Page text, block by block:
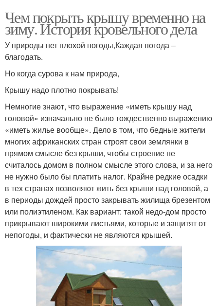
Чем покрыть крышу временно на
зиму. История кровельного дела
У природы нет плохой погоды,Каждая погода –
благодать.
Но когда сурова к нам природа,
Крышу надо плотно покрывать!
Немногие знают, что выражение «иметь крышу над
головой» изначально не было тождественно выражению
«иметь жилье вообще». Дело в том, что бедные жители
многих африканских стран строят свои землянки в
прямом смысле без крыши, чтобы строение не
считалось домом в полном смысле этого слова, и за него
не нужно было бы платить налог. Крайне редкие осадки
в тех странах позволяют жить без крыши над головой, а
в периоды дождей просто закрывать жилища брезентом
или полиэтиленом. Как вариант: такой недо-дом просто
прикрывают широкими листьями, которые и защитят от
непогоды, и фактически не являются крышей.